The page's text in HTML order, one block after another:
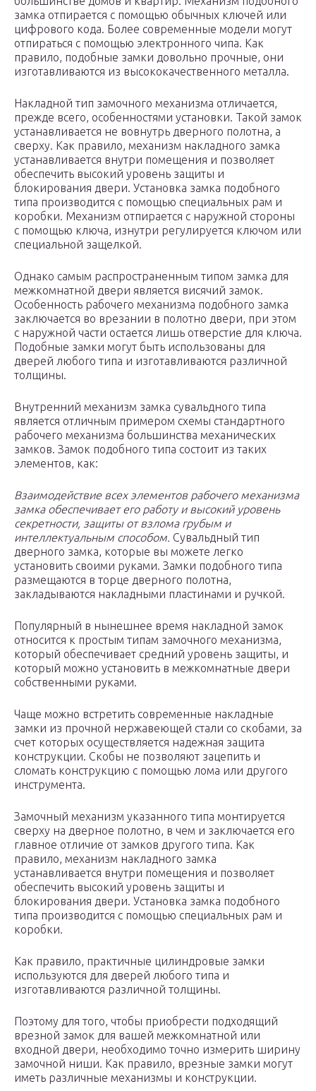
замка отпирается с помощью обычных ключей или
цифрового кода. Более современные модели могут
отпираться с помощью электронного чипа. Как
правило, подобные замки довольно прочные, они
изготавливаются из высококачественного металла.
Накладной тип замочного механизма отличается,
прежде всего, особенностями установки. Такой замок
устанавливается не вовнутрь дверного полотна, а
сверху. Как правило, механизм накладного замка
устанавливается внутри помещения и позволяет
обеспечить высокий уровень защиты и
блокирования двери. Установка замка подобного
типа производится с помощью специальных рам и
коробки. Механизм отпирается с наружной стороны
с помощью ключа, изнутри регулируется ключом или
специальной защелкой.
Однако самым распространенным типом замка для
межкомнатной двери является висячий замок.
Особенность рабочего механизма подобного замка
заключается во врезании в полотно двери, при этом
с наружной части остается лишь отверстие для ключа.
Подобные замки могут быть использованы для
дверей любого типа и изготавливаются различной
толщины.
Внутренний механизм замка сувальдного типа
является отличным примером схемы стандартного
рабочего механизма большинства механических
замков. Замок подобного типа состоит из таких
элементов, как:
Взаимодействие всех элементов рабочего механизма
замка обеспечивает его работу и высокий уровень
секретности, защиты от взлома грубым и
интеллектуальным способом. Сувальдный тип
дверного замка, которые вы можете легко
установить своими руками. Замки подобного типа
размещаются в торце дверного полотна,
закладываются накладными пластинами и ручкой.
Популярный в нынешнее время накладной замок
относится к простым типам замочного механизма,
который обеспечивает средний уровень защиты, и
который можно установить в межкомнатные двери
собственными руками.
Чаще можно встретить современные накладные
замки из прочной нержавеющей стали со скобами, за
счет которых осуществляется надежная защита
конструкции. Скобы не позволяют зацепить и
сломать конструкцию с помощью лома или другого
инструмента.
Замочный механизм указанного типа монтируется
сверху на дверное полотно, в чем и заключается его
главное отличие от замков другого типа. Как
правило, механизм накладного замка
устанавливается внутри помещения и позволяет
обеспечить высокий уровень защиты и
блокирования двери. Установка замка подобного
типа производится с помощью специальных рам и
коробки.
Как правило, практичные цилиндровые замки
используются для дверей любого типа и
изготавливаются различной толщины.
Поэтому для того, чтобы приобрести подходящий
врезной замок для вашей межкомнатной или
входной двери, необходимо точно измерить ширину
замочной ниши. Как правило, врезные замки могут
иметь различные механизмы и конструкции.